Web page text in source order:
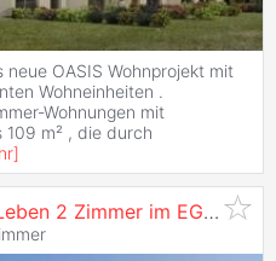
OASIS Wohnprojekt mit
Wohneinheiten .
Wohnungen mit
m² , die durch
]
Ihr kleines Zuhause voller Leben 2 Zimmer im EG mit Terrasse und Garten am Sternäckerweg - Miete - 2 Zimmer